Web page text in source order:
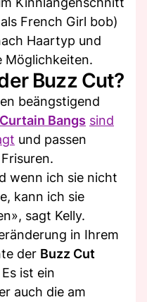
French Girl bob)
Haartyp und
Möglichkeiten.
Buzz Cut?
beängstigend
Curtain Bangs sind
und passen
wenn ich sie nicht
kann ich sie
sagt Kelly.
in Ihrem
der Buzz Cut
ist ein
auch die am